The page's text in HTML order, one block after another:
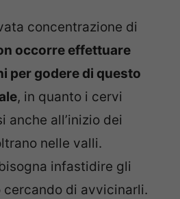
concentrazione di
occorre effettuare
per godere di questo
, in quanto i cervi
anche all’inizio dei
nelle valli.
infastidire gli
cercando di avvicinarli.